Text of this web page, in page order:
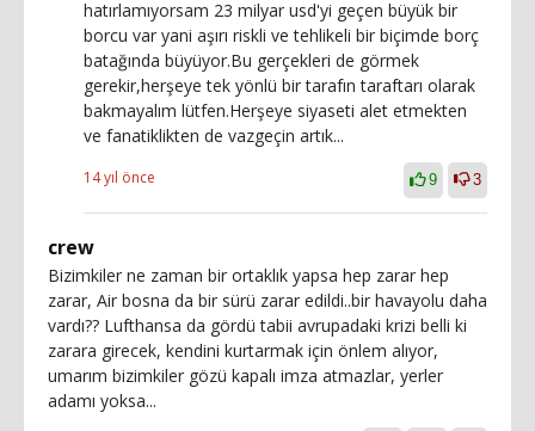
hatırlamıyorsam 23 milyar usd'yi geçen büyük bir
borcu var yani aşırı riskli ve tehlikeli bir biçimde borç
batağında büyüyor.Bu gerçekleri de görmek
gerekir,herşeye tek yönlü bir tarafın taraftarı olarak
bakmayalım lütfen.Herşeye siyaseti alet etmekten
ve fanatiklikten de vazgeçin artık...
14 yıl önce 9 3
crew
Bizimkiler ne zaman bir ortaklık yapsa hep zarar hep
zarar, Air bosna da bir sürü zarar edildi..bir havayolu daha
vardı?? Lufthansa da gördü tabii avrupadaki krizi belli ki
zarara girecek, kendini kurtarmak için önlem alıyor,
umarım bizimkiler gözü kapalı imza atmazlar, yerler
adamı yoksa...